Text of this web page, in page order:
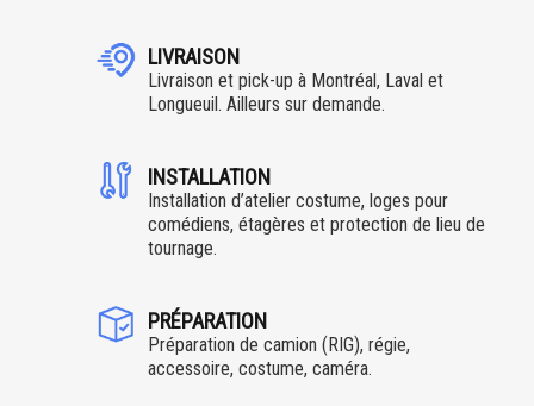
LIVRAISON
Livraison et pick-up à Montréal, Laval et
Longueuil. Ailleurs sur demande.
INSTALLATION
Installation d’atelier costume, loges pour
comédiens, étagères et protection de lieu de
tournage.
PRÉPARATION
Préparation de camion (RIG), régie,
accessoire, costume, caméra.